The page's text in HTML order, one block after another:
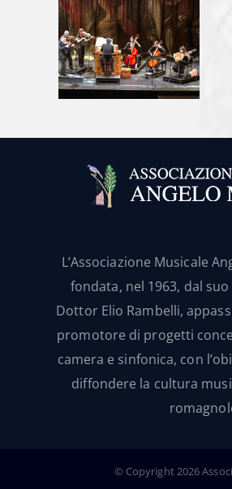
L’Associazione Musicale
fondata, nel 1963, dal
Dottor Elio Rambelli,
promotore di progetti
camera e sinfonica, con
diffondere la cultura
© Copyright2026